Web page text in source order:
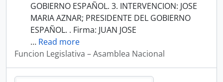
GOBIERNO ESPAÑOL. 3. INTERVENCION: JOSE
MARIA AZNAR; PRESIDENTE DEL GOBIERNO
ESPAÑOL. . Firma: JUAN JOSE
… Read more
Funcion Legislativa – Asamblea Nacional